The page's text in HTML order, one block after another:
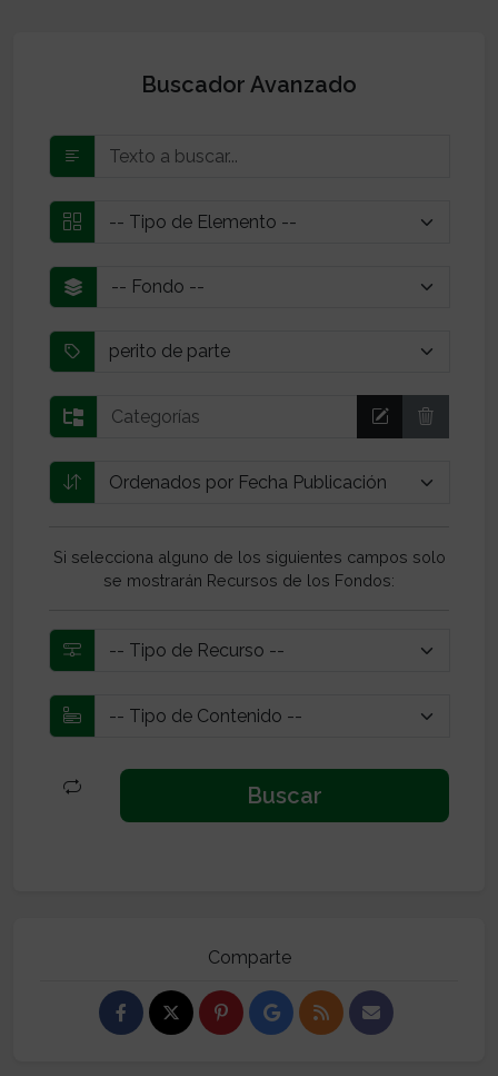
Buscador Avanzado
Si selecciona alguno de los siguientes campos solo
se mostrarán Recursos de los Fondos:
Comparte